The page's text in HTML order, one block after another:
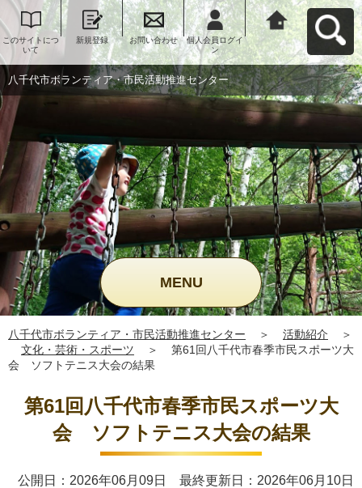
このサイトにつ
いて
新規登録 お問い合わせ
個人会員ログイ
ン
八千代市ボラン
ティア・市民活
動推進センター
へ戻る
八千代市ボランティア・市民活動推進センター
MENU
八千代市ボランティア・市民活動推進センター ＞ 活動紹介
＞
文化・芸術・スポーツ
＞
第61回八千代市春季市民スポーツ大
会 ソフトテニス大会の結果
第61回八千代市春季市民スポーツ大
会 ソフトテニス大会の結果
公開日：2026年06月09日 最終更新日：2026年06月10日